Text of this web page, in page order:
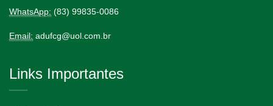
WhatsApp: (83) 99835-0086
Email: adufcg@uol.com.br
Links Importantes